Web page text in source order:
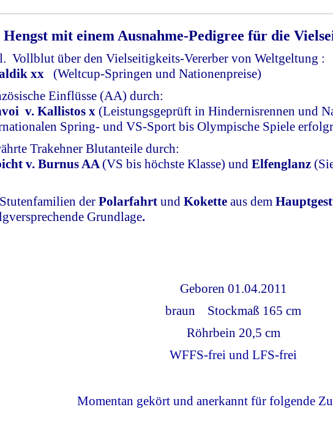
Geboren 01.04.2011
braun Stockmaß 165 cm
Röhrbein 20,5 cm
WFFS-frei und LFS-frei
Momentan gekört und anerkannt für folgende
mit einem Ausnahme-Pedigree für die
Vollblut über den Vielseitigkeits-Vererber von Weltgeltung :
xx(Weltcup-Springen und Nationenpreise)
Einflüsse (AA) durch:
v. Kallistos x(Leistungsgeprüft in Hindernisrennen und
Spring- und VS-Sport bis Olympische Spiele
Trakehner Blutanteile durch:
v. Burnus AA (VS bis höchste Klasse) und Elfenglanz
der PolarfahrtundKoketteaus dem
Grundlage.